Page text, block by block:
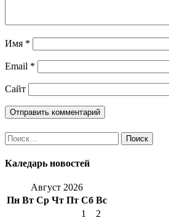
Имя *
Email *
Сайт
Найти:
Каледарь новостей
Август 2026
Пн Вт Ср Чт Пт Сб Вс
1
2